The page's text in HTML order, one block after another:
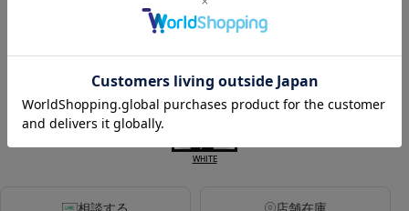
470ポイント付与
カラー
WHITE